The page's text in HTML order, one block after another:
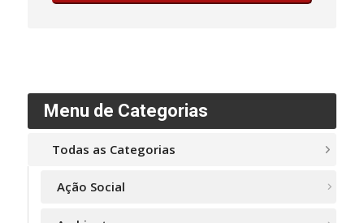
Menu de Categorias
Todas as Categorias
Ação Social